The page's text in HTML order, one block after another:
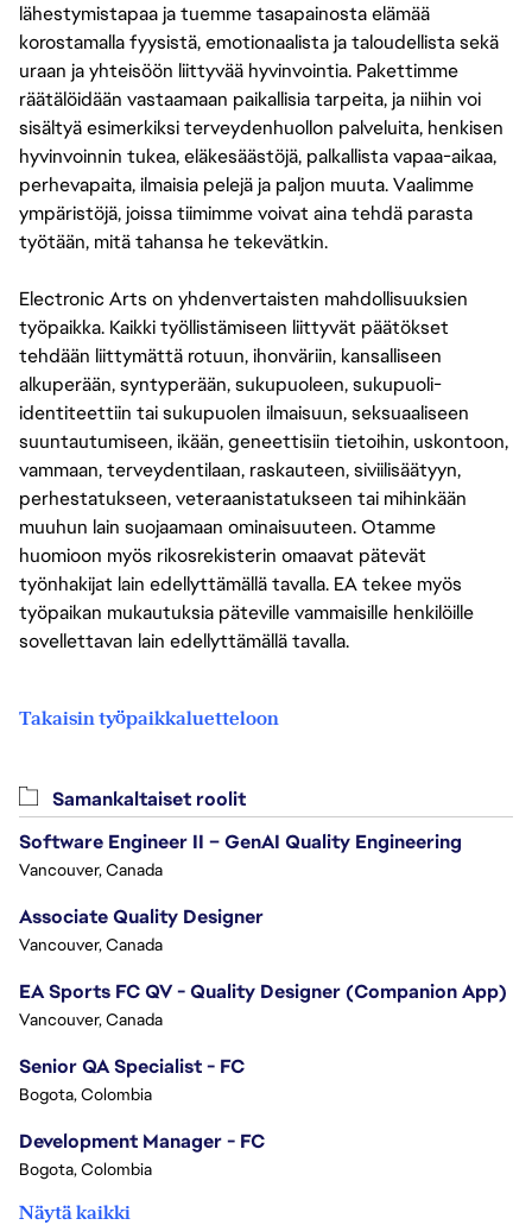
lähestymistapaa ja tuemme tasapainosta elämää
korostamalla fyysistä, emotionaalista ja taloudellista sekä
uraan ja yhteisöön liittyvää hyvinvointia. Pakettimme
räätälöidään vastaamaan paikallisia tarpeita, ja niihin voi
sisältyä esimerkiksi terveydenhuollon palveluita, henkisen
hyvinvoinnin tukea, eläkesäästöjä, palkallista vapaa-aikaa,
perhevapaita, ilmaisia pelejä ja paljon muuta. Vaalimme
ympäristöjä, joissa tiimimme voivat aina tehdä parasta
työtään, mitä tahansa he tekevätkin.
Electronic Arts on yhdenvertaisten mahdollisuuksien
työpaikka. Kaikki työllistämiseen liittyvät päätökset
tehdään liittymättä rotuun, ihonväriin, kansalliseen
alkuperään, syntyperään, sukupuoleen, sukupuoli-
identiteettiin tai sukupuolen ilmaisuun, seksuaaliseen
suuntautumiseen, ikään, geneettisiin tietoihin, uskontoon,
vammaan, terveydentilaan, raskauteen, siviilisäätyyn,
perhestatukseen, veteraanistatukseen tai mihinkään
muuhun lain suojaamaan ominaisuuteen. Otamme
huomioon myös rikosrekisterin omaavat pätevät
työnhakijat lain edellyttämällä tavalla. EA tekee myös
työpaikan mukautuksia päteville vammaisille henkilöille
sovellettavan lain edellyttämällä tavalla.
Takaisin työpaikkaluetteloon
Samankaltaiset roolit
Software Engineer II – GenAI Quality Engineering
Vancouver, Canada
Associate Quality Designer
Vancouver, Canada
EA Sports FC QV - Quality Designer (Companion App)
Vancouver, Canada
Senior QA Specialist - FC
Bogota, Colombia
Development Manager - FC
Bogota, Colombia
Näytä kaikki